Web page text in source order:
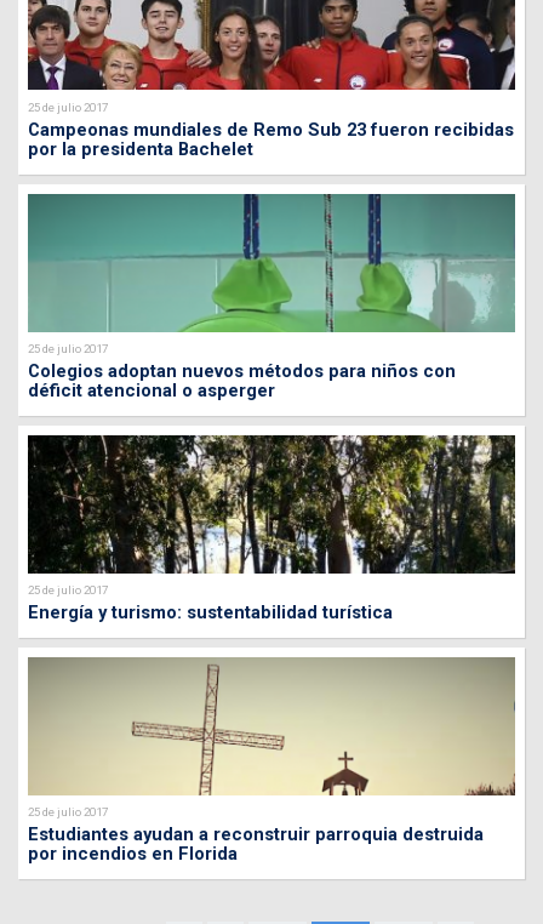
25 de julio 2017
Campeonas mundiales de Remo Sub 23 fueron recibidas
por la presidenta Bachelet
25 de julio 2017
Colegios adoptan nuevos métodos para niños con
déficit atencional o asperger
25 de julio 2017
Energía y turismo: sustentabilidad turística
25 de julio 2017
Estudiantes ayudan a reconstruir parroquia destruida
por incendios en Florida